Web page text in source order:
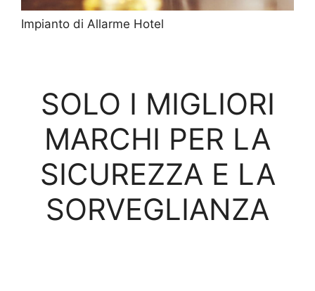
Impianto di Allarme Hotel
SOLO I MIGLIORI
MARCHI PER LA
SICUREZZA E LA
SORVEGLIANZA